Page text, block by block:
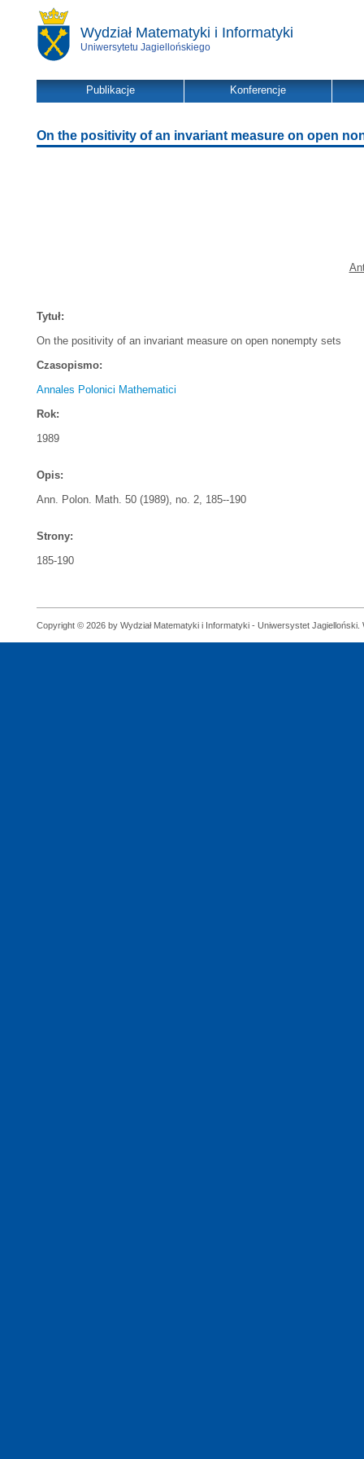
Wydział Matematyki i Informatyki
Uniwersytetu Jagiellońskiego
Publikacje Konferencje
On the positivity of an invariant measure on open
Tytuł:
On the positivity of an invariant measure on open nonempty sets
Czasopismo:
Annales Polonici Mathematici
Rok:
1989
Opis:
Ann. Polon. Math. 50 (1989), no. 2, 185--190
Strony:
185-190
Copyright © 2026 by Wydział Matematyki i Informatyki - Uniwersystet